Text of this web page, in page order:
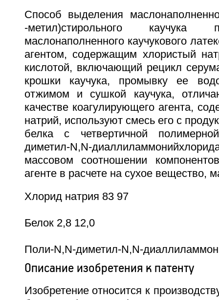
Способ выделения
-метил)стирольного каучука
маслонаполненного каучукового
агентом, содержащим хлористый
кислотой, включающий рецикл
крошки каучука, промывку ее
отжимом и сушкой каучука,
качестве коагулирующего агента,
натрий, используют смесь его с
белка с четвертичной
диметил-N,N-
массовом соотношении
агенте в расчете на сухое вещество,
Хлорид натрия 83 97
Белок 2,8 12,0
Поли-N,N-диметил-N,N-
Описание изобретения к патенту
Изобретение относится к